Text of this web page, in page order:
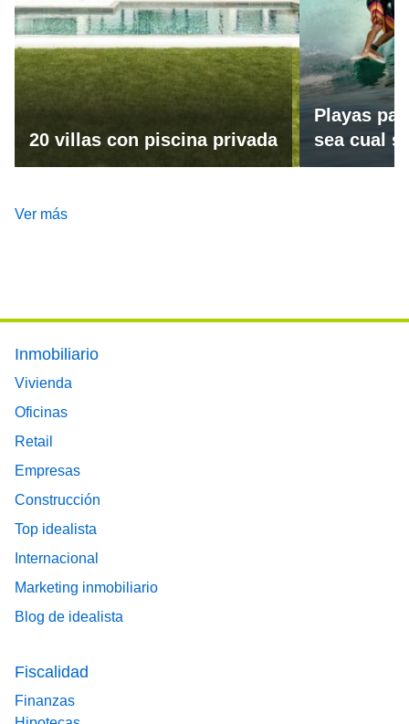
20 villas con piscina privada
Playas
sea cual
Ver más
Footer main menu
Inmobiliario
Vivienda
Oficinas
Retail
Empresas
Construcción
Top idealista
Internacional
Marketing inmobiliario
Blog de idealista
Fiscalidad
Finanzas